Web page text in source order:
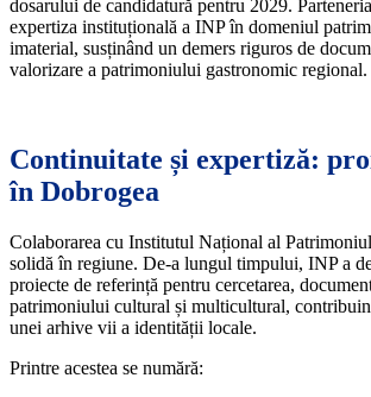
dosarului de candidatură pentru 2029.
expertiza instituțională a INP în domeniul
imaterial, susținând un demers riguros de
valorizare a patrimoniului gastronomic regional.
Continuitate și expertiză:
în Dobrogea
Colaborarea cu Institutul Național al
solidă în regiune. De-a lungul timpului, INP a
proiecte de referință pentru cercetarea,
patrimoniului cultural și multicultural,
unei arhive vii a identității locale.
Printre acestea se numără: